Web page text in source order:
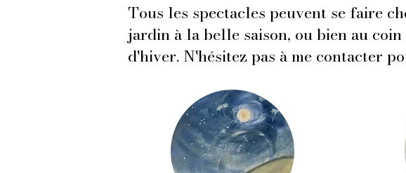
Tous les spectacles peuvent se faire
jardin à la belle saison, ou bien au
d'hiver. N'hésitez pas à me contacter